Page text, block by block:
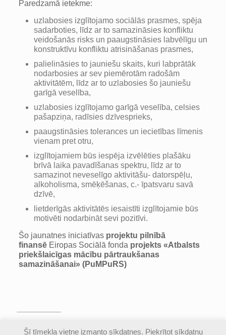
Paredzamā ietekme:
uzlabosies izglītojamo sociālās prasmes, spēja
sadarboties, līdz ar to samazināsies konfliktu
veidošanās risks un paaugstināsies labvēlīgu un
konstruktīvu konfliktu atrisināšanas prasmes,
palielināsies to jauniešu skaits, kuri labprātāk
nodarbosies ar sev piemērotām radošām
aktivitātēm, līdz ar to uzlabosies šo jauniešu
garīgā veselība,
uzlabosies izglītojamo garīgā veselība, celsies
pašapziņa, radīsies dzīvesprieks,
paaugstināsies tolerances un iecietības līmenis
vienam pret otru,
izglītojamiem būs iespēja izvēlēties plašāku
brīvā laika pavadīšanas spektru, līdz ar to
samazinot neveselīgo aktivitāšu- datorspēļu,
alkoholisma, smēķēšanas, c.- īpatsvaru savā
dzīvē,
lietderīgās aktivitātēs iesaistīti izglītojamie būs
motivēti nodarbināt sevi pozitīvi.
Šo jaunatnes iniciatīvas projektu pilnībā
finansēEiropas Sociālā fonda projekts «Atbalsts
priekšlaicīgas mācību pārtraukšanas
samazināšanai» (PuMPuRS)
© Valmieras Gaujas krasta vidusskola | Visas
Šī tīmekļa vietne izmanto sīkdatnes. Piekrītot sīkdatņu